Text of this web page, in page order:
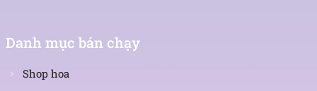
Danh mục bán chạy
Shop hoa